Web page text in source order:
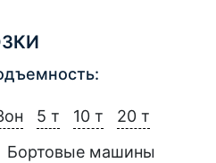
5 т 10 т
20 т
Бортовые машины